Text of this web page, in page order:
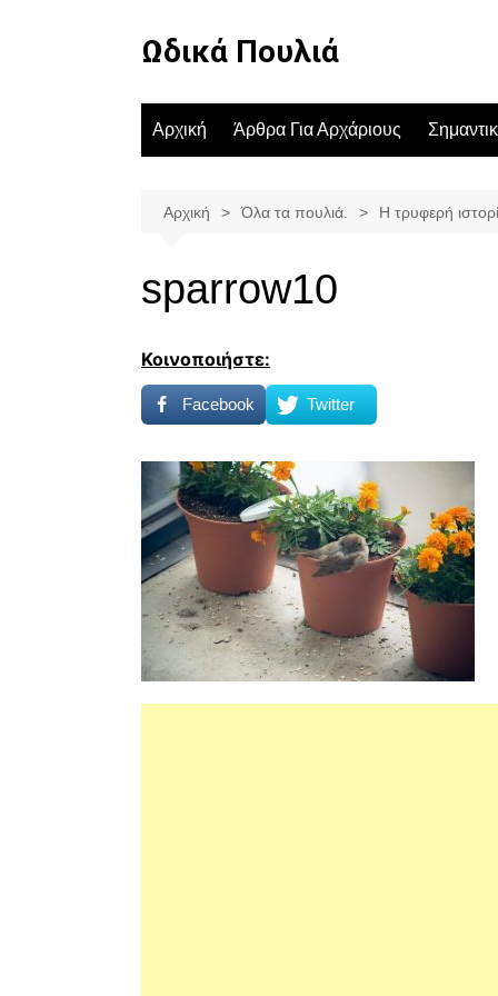
Ωδικά Πουλιά
Αρχική Άρθρα Για Αρχάριους
Αρχική Όλα τα πουλιά. Η τρυφερή
sparrow10
Κοινοποιήστε:
Facebook Twitter